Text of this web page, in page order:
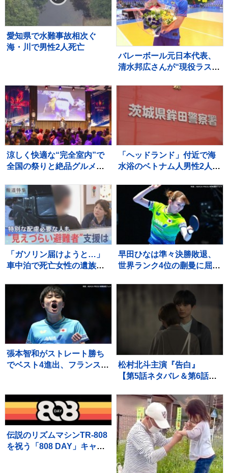
愛知県で水難事故相次ぐ
海・川で男性2人死亡
バレーボール元日本代表、
清水邦広さんが“現役ラスト
てすごい」引退記念試合で
涼しく快適な“完全室内”で
全国の祭りと絶品グルメを
2026」
「ヘッドランド」付近で海
水浴のベトナム人男性2人が
「ガソリン届けようと…」
車中泊で死亡女性の遺族が
らい避難者”どう支えるか
“要配慮者”避難の現状 子ど
もの心ケアする医師も【報
道特集】
早田ひなは準々決勝敗退、
世界ランク4位の蒯曼に屈
ンピオンズ横浜】
張本智和がストレート勝ち
でベスト4進出、フランスの
ンズ横浜】
松村北斗主演『告白』
【第5話ネタバレ＆第6話あ
写真7点」も！！
伝説のリズムマシンTR-808
を祝う「808 DAY」キャン